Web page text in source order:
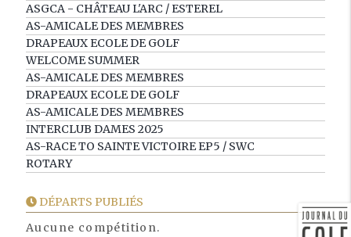
ASGCA - CHÂTEAU L'ARC / ESTEREL
AS-AMICALE DES MEMBRES
DRAPEAUX ECOLE DE GOLF
WELCOME SUMMER
AS-AMICALE DES MEMBRES
DRAPEAUX ECOLE DE GOLF
AS-AMICALE DES MEMBRES
INTERCLUB DAMES 2025
AS-RACE TO SAINTE VICTOIRE EP5 / SWC
ROTARY
DÉPARTS PUBLIÉS
Aucune compétition.